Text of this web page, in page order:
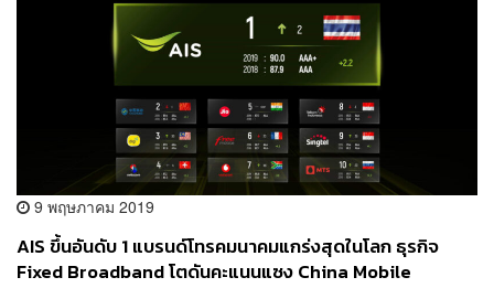
9 พฤษภาคม 2019
AIS ขึ้นอันดับ 1 แบรนด์โทรคมนาคมแกร่งสุดในโลก ธุรกิจ
Fixed Broadband โตดันคะแนนแซง China Mobile